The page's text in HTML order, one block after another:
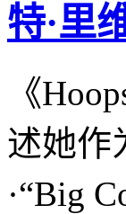
特·里
《
述她作
·“Big